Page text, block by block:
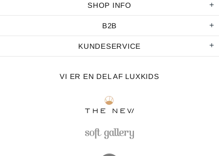
SHOP INFO
B2B
KUNDESERVICE
VI ER EN DEL AF LUXKIDS
handelsbetingelser
AFVIS